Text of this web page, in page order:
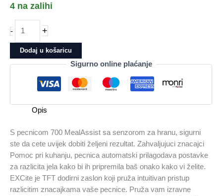
4 na zalihi
-
Ugradbena
pećnica
ELECTROLUX
LOE8P39Z
+
Dodaj u košaricu
Sigurno online plaćanje
Opis
S pecnicom 700 MealAssist sa senzorom za hranu, sigurni
ste da cete uvijek dobiti željeni rezultat. Zahvaljujuci znacajci
Pomoc pri kuhanju, pecnica automatski prilagodava postavke
za razlicita jela kako bi ih pripremila baš onako kako vi želite.
EXCite je TFT dodirni zaslon koji pruža intuitivan pristup
razlicitim znacajkama vaše pecnice. Pruža vam izravne